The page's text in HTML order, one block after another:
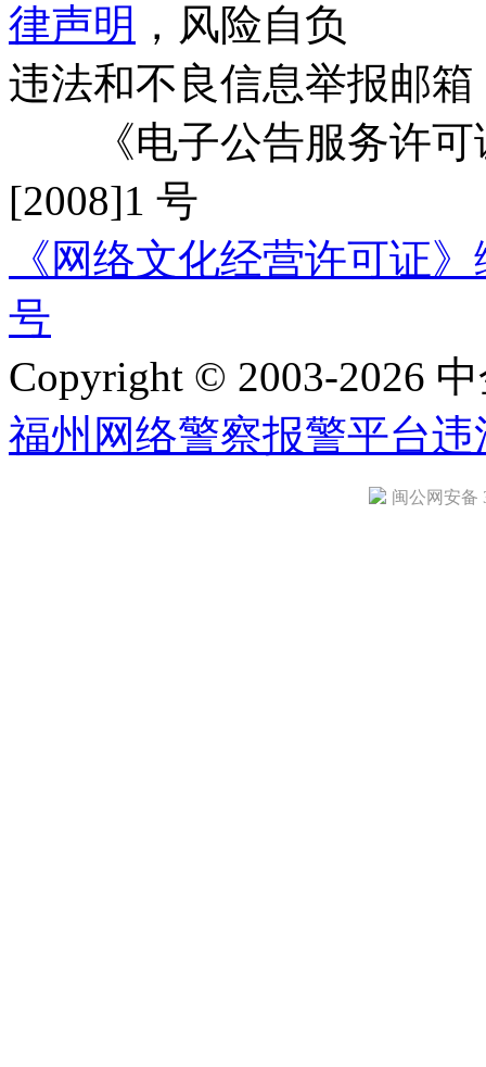
律声明 ，风险自负
违法和不良信息举报邮箱
《电子公告服务许可
[2008]1 号
《网络文化经营许可证
号
Copyright © 2003-2026
福州网络警察报警平台违
闽公网安备